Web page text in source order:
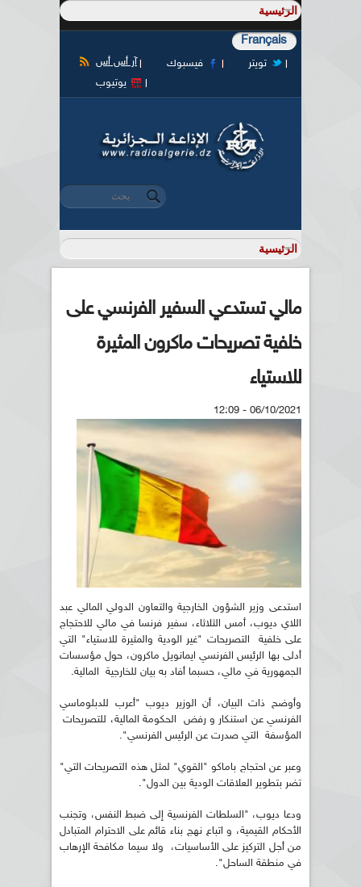
Français
آر أس أس فيسبوك
تويتر
يوتيوب
استمارة البحث
‏بحث ‏
مالي تستدعي السفير الفرنسي على
خلفية تصريحات ماكرون المثيرة
للاستياء
06/10/2021 - 12:09
استدعى وزير الشؤون الخارجية والتعاون الدولي المالي عبد
اللاي ديوب، أمس الثلاثاء، سفير فرنسا في مالي للاحتجاج
على خلفية التصريحات "غير الودية والمثيرة للاستياء" التي
أدلى بها الرئيس الفرنسي ايمانويل ماكرون، حول مؤسسات
الجمهورية في مالي، حسبما أفاد به بيان للخارجية المالية.
وأوضح ذات البيان، أن الوزير ديوب "أعرب للدبلوماسي
الفرنسي عن استنكار و رفض الحكومة المالية، للتصريحات
المؤسفة التي صدرت عن الرئيس الفرنسي".
وعبر عن احتجاج باماكو "القوي" لمثل هذه التصريحات التي"
تضر بتطوير العلاقات الودية بين الدول".
ودعا ديوب، "السلطات الفرنسية إلى ضبط النفس، وتجنب
الأحكام القيمية، و اتباع نهج بناء قائم على الاحترام المتبادل
من أجل التركيز على الأساسيات، ولا سيما مكافحة الإرهاب
في منطقة الساحل".